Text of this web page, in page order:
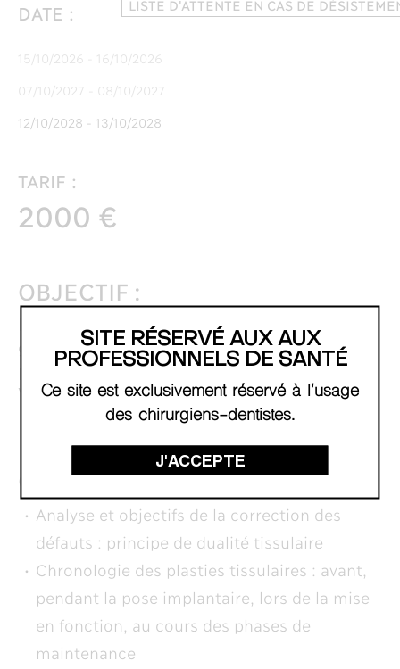
DATE :
LISTE D'ATTENTE EN CAS DE
15/10/2026 - 16/10/2026
07/10/2027 - 08/10/2027
12/10/2028 - 13/10/2028
TARIF :
2000 €
OBJECTIF :
Maîtriser les aménagements muco-
gingivaux en implantologie et chirurgie
pré-implantaire.
Voici le déroulé complet :Découvrir
CONTENU :
Analyse et objectifs de la correction des
défauts : principe de dualité tissulaire
Chronologie des plasties tissulaires : avant,
pendant la pose implantaire, lors de la mise
en fonction, au cours des phases de
maintenance
SITE RÉSERVÉ AUX AUX
PROFESSIONNELS DE SANTÉ
Ce site est exclusivement réservé à l'usage
des chirurgiens-dentistes.
J'ACCEPTE